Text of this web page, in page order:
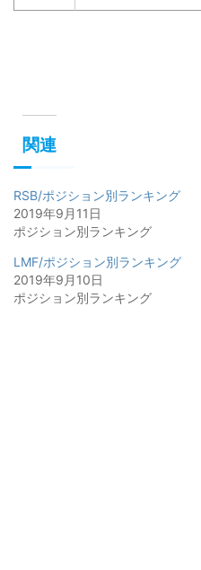
関連
RSB/ポジション別ランキング
2019年9月11日
ポジション別ランキング
LMF/ポジション別ランキング
2019年9月10日
ポジション別ランキング